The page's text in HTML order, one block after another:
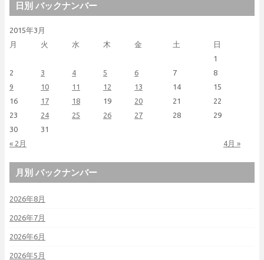
日別 バックナンバー
2015年3月
月
火 水 木 金 土 日
« 2月 4月 »
1
2
3 4 5 6 7
8
9
10 11 12 13 14
15
16
17 18 19 20 21
22
23
24 25 26 27 28
29
30
31
月別 バックナンバー
2026年8月
2026年7月
2026年6月
2026年5月